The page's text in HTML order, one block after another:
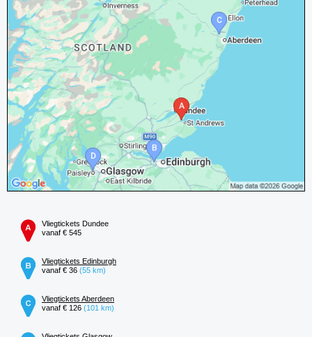
Vliegtickets Dundee
vanaf € 545
Vliegtickets Edinburgh
vanaf € 36 (55 km)
Vliegtickets Aberdeen
vanaf € 126 (101 km)